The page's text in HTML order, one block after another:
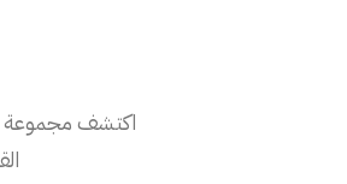
اكتشف مجموعة